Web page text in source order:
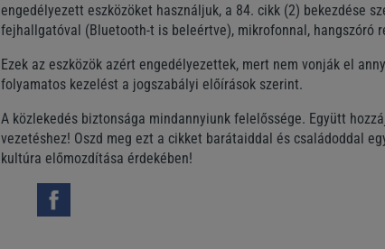
engedélyezett eszközöket használjuk, a 84. cikk (2) bekezdése
fejhallgatóval (Bluetooth-t is beleértve), mikrofonnal, hangszóró
Ezek az eszközök azért engedélyezettek, mert nem vonják el
folyamatos kezelést a jogszabályi előírások szerint.
A közlekedés biztonsága mindannyiunk felelőssége. Együtt
vezetéshez! Oszd meg ezt a cikket barátaiddal és családoddal
kultúra előmozdítása érdekében!